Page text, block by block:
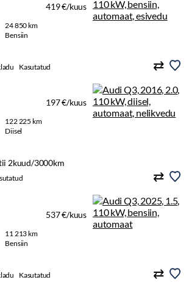
419 €/kuus
24 850 km
Bensiin
Kasutatud
197 €/kuus
122 225 km
Diisel
2kuud/3000km
537 €/kuus
11 213 km
Bensiin
Kasutatud